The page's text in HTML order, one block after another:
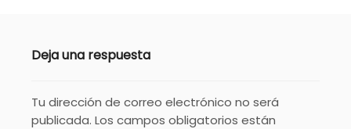
Deja una respuesta
Tu dirección de correo electrónico no será
publicada. Los campos obligatorios están